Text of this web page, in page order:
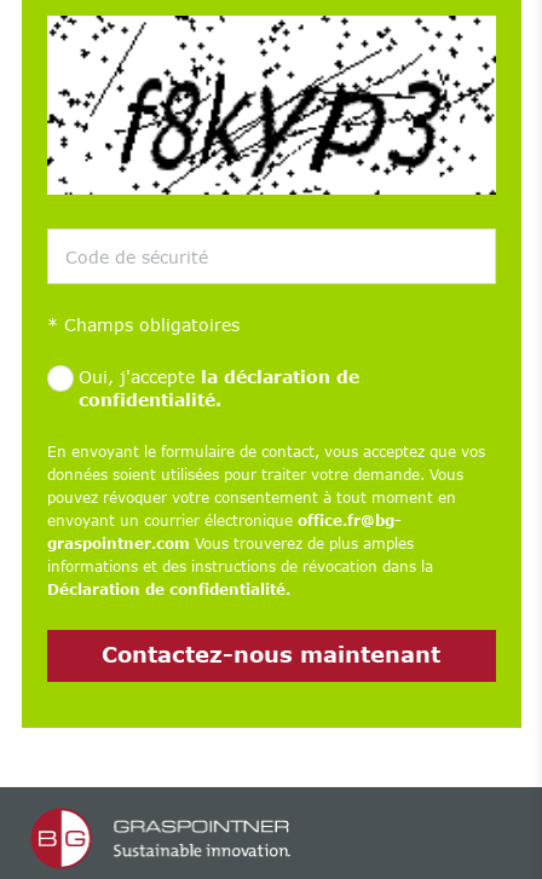
* Champs obligatoires
Oui, j'accepte la déclaration de
confidentialité.
En envoyant le formulaire de contact, vous acceptez que vos
données soient utilisées pour traiter votre demande. Vous
pouvez révoquer votre consentement à tout moment en
envoyant un courrier électronique office.fr@bg-
graspointner.com Vous trouverez de plus amples
informations et des instructions de révocation dans la
Déclaration de confidentialité.
Contactez-nous maintenant